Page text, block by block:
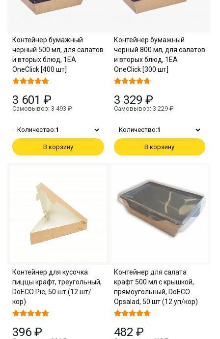
Контейнер бумажный
чёрный 500 мл, для салатов
и вторых блюд, 1EA
OneClick [400 шт]
3 601 ₽
Самовывоз: 3 493 ₽
Количество:1
В корзину
Контейнер бумажный
чёрный 800 мл, для салатов
и вторых блюд, 1EA
OneClick [300 шт]
3 329 ₽
Самовывоз: 3 229 ₽
Количество:1
В корзину
Контейнер для кусочка
пиццы крафт, треугольный,
DoECO Pie, 50 шт (12 шт/
кор)
396 ₽
Контейнер для салата
крафт 500 мл с крышкой,
прямоугольный, DoECO
Opsalad, 50 шт (12 уп/кор)
482 ₽